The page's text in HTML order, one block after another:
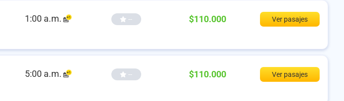
1:00 a.m. -- $110.000 Ver pasajes
5:00 a.m. -- $110.000 Ver pasajes